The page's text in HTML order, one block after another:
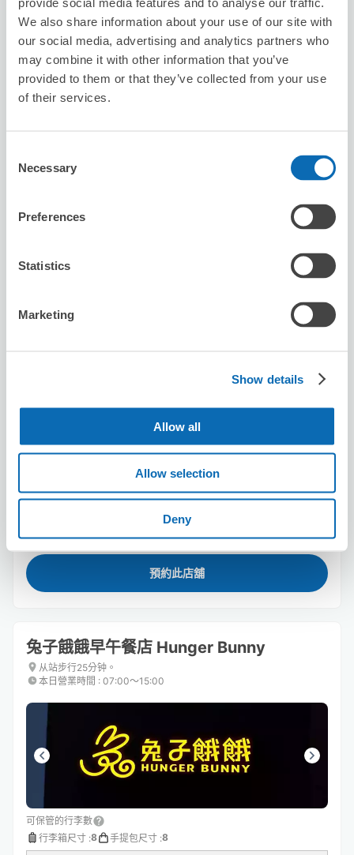
We also share information about your use of our site with
our social media, advertising and analytics partners who
may combine it with other information that you’ve
provided to them or that they’ve collected from your use
of their services.
Selection
Necessary
Preferences
Statistics
Marketing
Show details
Allow all
Allow selection
Deny
可保管的行李數
8/13四
本日營業時間
可保管的行李數
手提包尺寸:3
利用可能時間
8/10一
預約此店舖
兔子餓餓早午餐店 Hunger Bunny
从站步行25分钟。
本日營業時間 : 07:00〜15:00
可保管的行李數
行李箱尺寸 :8 手提包尺寸 :8